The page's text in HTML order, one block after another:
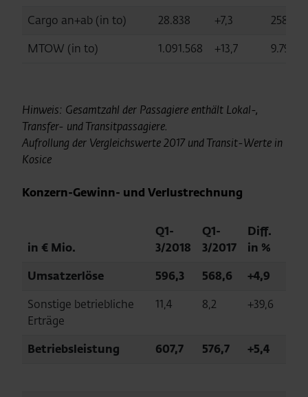
Cargo an+ab (in to)
28.838 +7,3
258.961
MTOW (in to)
1.091.568 +13,7
Hinweis: Gesamtzahl der Passagiere enthält Lokal-,
Transfer- und Transitpassagiere.
Aufrollung der Vergleichswerte 2017 und Transit-Werte in
Kosice
Konzern-Gewinn- und Verlustrechnung
in € Mio.
Q1-
3/2018
Q1-
3/2017
Diff.
in %
Umsatzerlöse
596,3 568,6
+4,9
Sonstige betriebliche
Erträge
11,4 8,2 +39,6
Betriebsleistung 607,7 576,7 +5,4